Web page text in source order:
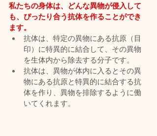
私たちの身体は、どんな異物が侵入して
も、ぴったり合う抗体を作ることができ
ます。
抗体は、特定の異物にある抗原（目
印）に特異的に結合して、その異物
を生体内から除去する分子です。
抗体は、異物が体内に入るとその異
物にある抗原と特異的に結合する抗
体を作り、異物を排除するように働
いてくれます。